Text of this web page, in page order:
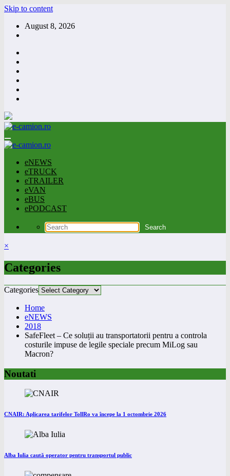
Skip to content
August 8, 2026
eNEWS
eTRUCK
eTRAILER
eVAN
eBUS
ePODCAST
×
Categories
Categories
Home
eNEWS
2018
SafeFleet – Ce soluții au transportatorii pentru a controla
costurile impuse de legile speciale precum MiLog sau
Macron?
Noutati
CNAIR: Aplicarea tarifelor TollRo va începe la 1 octombrie 2026
Alba Iulia caută operator pentru transportul public